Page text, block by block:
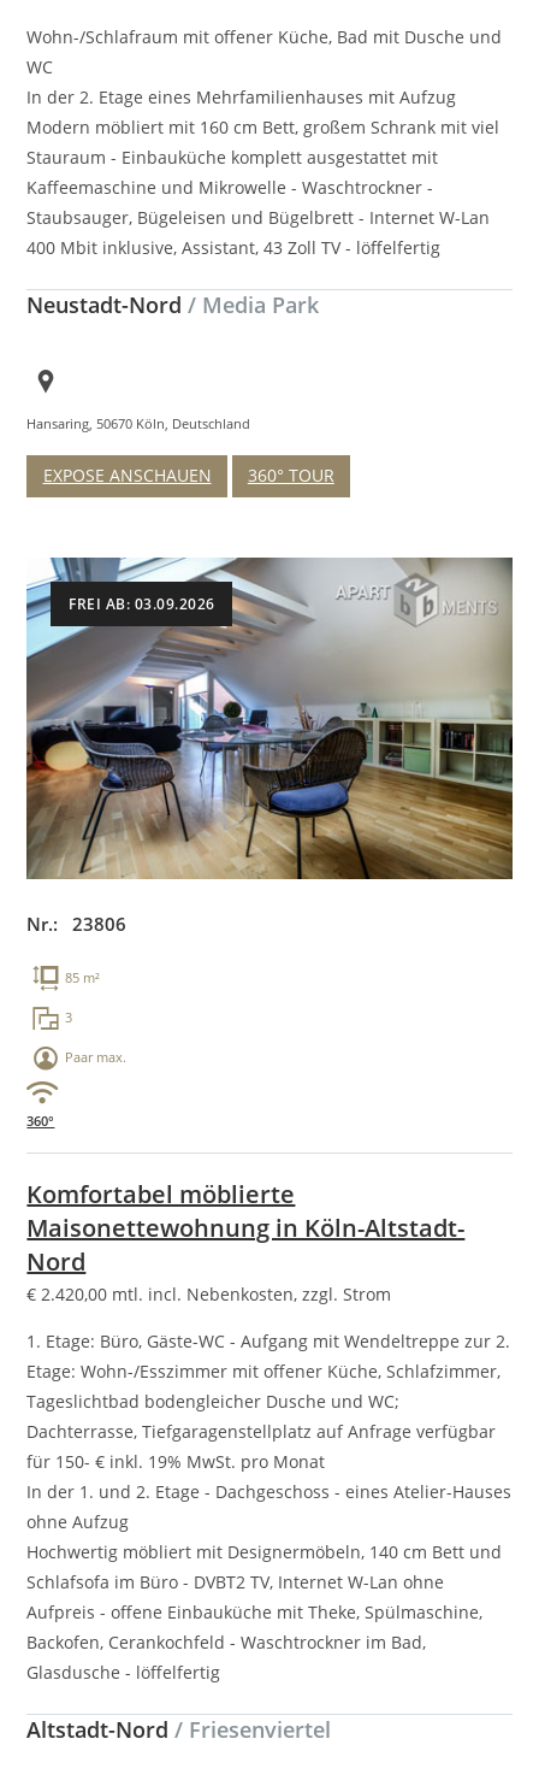
Wohn-/Schlafraum mit offener Küche, Bad mit Dusche und
WC
In der 2. Etage eines Mehrfamilienhauses mit Aufzug
Modern möbliert mit 160 cm Bett, großem Schrank mit viel
Stauraum - Einbauküche komplett ausgestattet mit
Kaffeemaschine und Mikrowelle - Waschtrockner -
Staubsauger, Bügeleisen und Bügelbrett - Internet W-Lan
400 Mbit inklusive, Assistant, 43 Zoll TV - löffelfertig
Neustadt-Nord/ Media Park
Hansaring, 50670 Köln, Deutschland
EXPOSE ANSCHAUEN 360° TOUR
FREI AB: 03.09.2026
Nr.: 23806
85 m²
3
Paar max.
360°
Komfortabel möblierte
Maisonettewohnung in Köln-Altstadt-
Nord
€ 2.420,00 mtl. incl. Nebenkosten, zzgl. Strom
1. Etage: Büro, Gäste-WC - Aufgang mit Wendeltreppe zur 2.
Etage: Wohn-/Esszimmer mit offener Küche, Schlafzimmer,
Tageslichtbad bodengleicher Dusche und WC;
Dachterrasse, Tiefgaragenstellplatz auf Anfrage verfügbar
für 150- € inkl. 19% MwSt. pro Monat
In der 1. und 2. Etage - Dachgeschoss - eines Atelier-Hauses
ohne Aufzug
Hochwertig möbliert mit Designermöbeln, 140 cm Bett und
Schlafsofa im Büro - DVBT2 TV, Internet W-Lan ohne
Aufpreis - offene Einbauküche mit Theke, Spülmaschine,
Backofen, Cerankochfeld - Waschtrockner im Bad,
Glasdusche - löffelfertig
Altstadt-Nord/ Friesenviertel